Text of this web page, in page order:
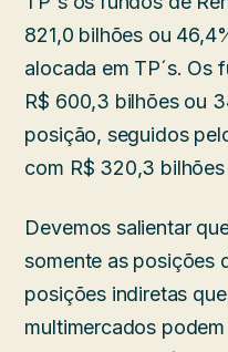
821,0 bilhões ou
alocada em TP´s. Os
R$ 600,3 bilhões ou
posição, seguidos
com R$ 320,3 bilhões
Devemos salientar
somente as posições
posições indiretas
multimercados